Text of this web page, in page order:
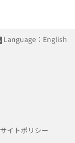
Language：English
サイトポリシー